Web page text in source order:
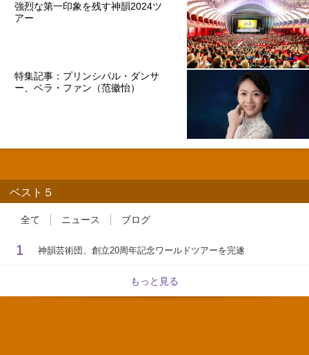
強烈な第一印象を残す神韻2024ツ
アー
特集記事：プリンシパル・ダンサ
ー、ベラ・ファン（范徽怡）
ベスト５
全て ニュース ブログ
1 神韻芸術団、創立20周年記念ワールドツアーを完遂
もっと見る